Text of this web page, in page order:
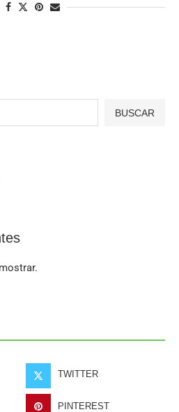
BUSCAR
TWITTER
PINTEREST